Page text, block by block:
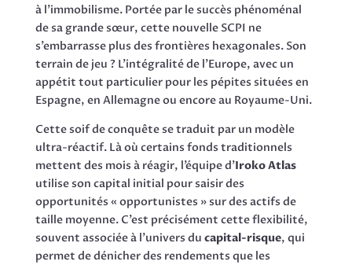
à l’immobilisme. Portée par le succès phénoménal
de sa grande sœur, cette nouvelle SCPI ne
s’embarrasse plus des frontières hexagonales. Son
terrain de jeu ? L’intégralité de l’Europe, avec un
appétit tout particulier pour les pépites situées en
Espagne, en Allemagne ou encore au Royaume-Uni.
Cette soif de conquête se traduit par un modèle
ultra-réactif. Là où certains fonds traditionnels
mettent des mois à réagir, l’équipe d’Iroko Atlas
utilise son capital initial pour saisir des
opportunités « opportunistes » sur des actifs de
taille moyenne. C’est précisément cette flexibilité,
souvent associée à l’univers du capital-risque, qui
permet de dénicher des rendements que les